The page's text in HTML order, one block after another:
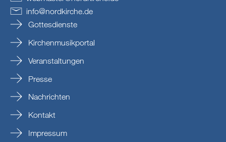
info@nordkirche.de
Gottesdienste
Kirchenmusikportal
Veranstaltungen
Presse
Nachrichten
Kontakt
Impressum